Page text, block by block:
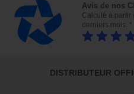
Avis de nos
Calculé à partir
derniers mois. *
DISTRIBUTEUR